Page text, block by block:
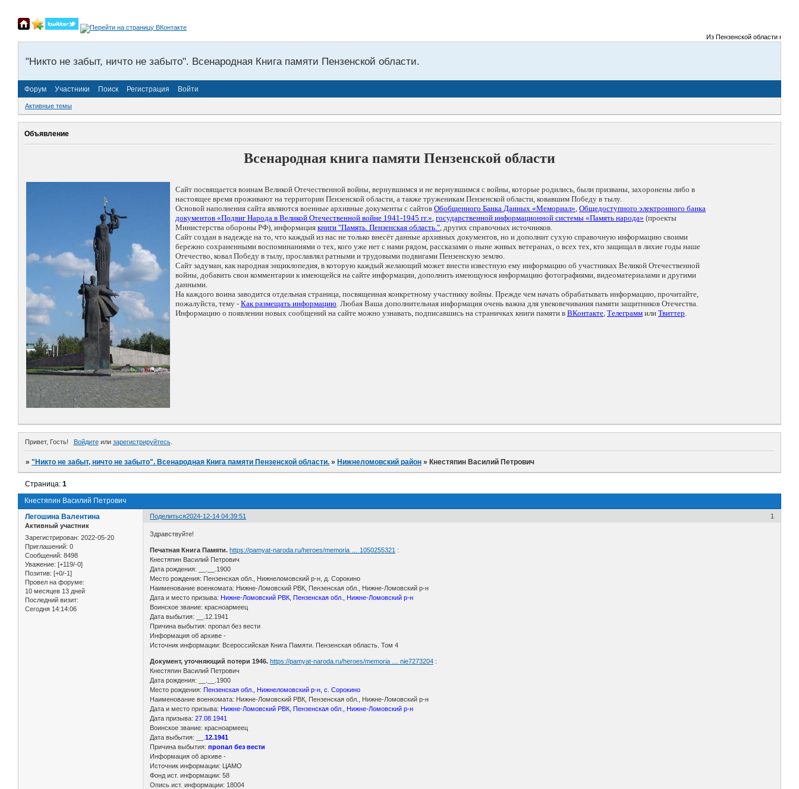
Из Пензенской области на
"Никто не забыт, ничто не забыто". Всенародная Книга памяти Пензенской области.
Форум Участники Поиск Регистрация Войти
Активные темы
Объявление
Всенародная книга памяти Пензенской области
Сайт посвящается воинам Великой Отечественной войны, вернувшимся и не вернувшимся с войны, которые родились, были призваны, захоронены либо в
настоящее время проживают на территории Пензенской области, а также труженикам Пензенской области, ковавшим Победу в тылу.
Основой наполнения сайта являются военные архивные документы с сайтов Обобщенного Банка Данных «Мемориал», Общедоступного электронного банка
документов «Подвиг Народа в Великой Отечественной войне 1941-1945 гг.», государственной информационной системы «Память народа» (проекты
Министерства обороны РФ), информация книги "Память. Пензенская область.", других справочных источников.
Сайт создан в надежде на то, что каждый из нас не только внесёт данные архивных документов, но и дополнит сухую справочную информацию своими
бережно сохраненными воспоминаниями о тех, кого уже нет с нами рядом, рассказами о ныне живых ветеранах, о всех тех, кто защищал в лихие годы наше
Отечество, ковал Победу в тылу, прославлял ратными и трудовыми подвигами Пензенскую землю.
Сайт задуман, как народная энциклопедия, в которую каждый желающий может внести известную ему информацию об участниках Великой Отечественной
войны, добавить свои комментарии к имеющейся на сайте информации, дополнить имеющуюся информацию фотографиями, видеоматериалами и другими
данными.
На каждого воина заводится отдельная страница, посвященная конкретному участнику войны. Прежде чем начать обрабатывать информацию, прочитайте,
пожалуйста, тему - Как размещать информацию. Любая Ваша дополнительная информация очень важна для увековечивания памяти защитников Отечества.
Информацию о появлении новых сообщений на сайте можно узнавать, подписавшись на страничках книги памяти в ВКонтакте, Телеграмм или Твиттер.
Привет, Гость! Войдитеили зарегистрируйтесь.
»"Никто не забыт, ничто не забыто". Всенародная Книга памяти Пензенской области. » Нижнеломовский район » Кнестяпин Василий Петрович
Кнестяпин Василий Петрович
Страница:1
Поделиться 1
2024-12-14 04:39:51
Легошина Валентина
Активный участник
Зарегистрирован: 2022-05-20
Приглашений: 0
Сообщений: 8498
Уважение: [+119/-0]
Позитив: [+0/-1]
Провел на форуме:
10 месяцев 13 дней
Последний визит:
Сегодня 14:14:06
Здравствуйте!
Печатная Книга Памяти. https://pamyat-naroda.ru/heroes/memoria … 1050255321 :
Кнестяпин Василий Петрович
Дата рождения: __.__.1900
Место рождения: Пензенская обл., Нижнеломовский р-н, д. Сорокино
Наименование военкомата: Нижне-Ломовский РВК, Пензенская обл., Нижне-Ломовский р-н
Дата и место призыва: Нижне-Ломовский РВК, Пензенская обл., Нижне-Ломовский р-н
Воинское звание: красноармеец
Дата выбытия: __.12.1941
Причина выбытия: пропал без вести
Информация об архиве -
Источник информации: Всероссийская Книга Памяти. Пензенская область. Том 4
Документ, уточняющий потери 1946.https://pamyat-naroda.ru/heroes/memoria … nie7273204 :
Кнестяпин Василий Петрович
Дата рождения: __.__.1900
Место рождения:Пензенская обл., Нижнеломовский р-н, с. Сорокино
Наименование военкомата: Нижне-Ломовский РВК, Пензенская обл., Нижне-Ломовский р-н
Дата и место призыва: Нижне-Ломовский РВК, Пензенская обл., Нижне-Ломовский р-н
Дата призыва:27.08.1941
Воинское звание: красноармеец
Дата выбытия: __.12.1941
Причина выбытия:пропал без вести
Информация об архиве -
Источник информации: ЦАМО
Фонд ист. информации: 58
Опись ист. информации: 18004